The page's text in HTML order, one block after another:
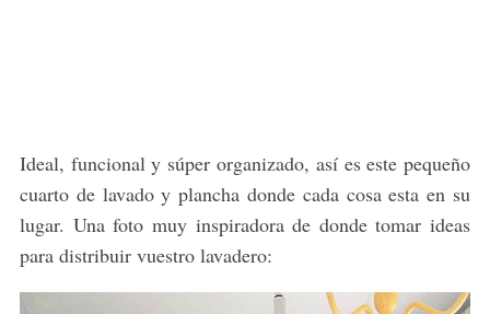
Ideal, funcional y súper organizado, así es este pequeño
cuarto de lavado y plancha donde cada cosa esta en su
lugar. Una foto muy inspiradora de donde tomar ideas
para distribuir vuestro lavadero: